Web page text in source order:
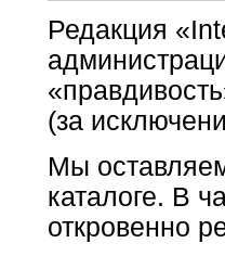
Редакция
(за
Мы
каталоге. В
откровенно